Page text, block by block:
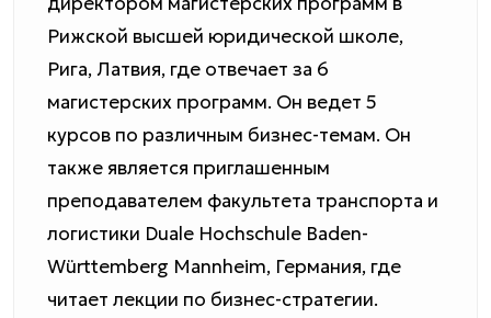
Рижской высшей юридической школе,
Рига, Латвия, где отвечает за 6
магистерских программ. Он ведет 5
курсов по различным бизнес-темам. Он
также является приглашенным
преподавателем факультета транспорта и
логистики Duale Hochschule Baden-
Württemberg Mannheim, Германия, где
читает лекции по бизнес-стратегии.